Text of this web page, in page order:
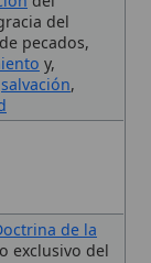
de la
del
y
de la